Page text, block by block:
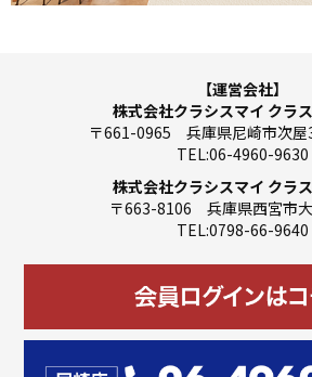
【運営会社】
株式会社クラシスマイ クラ
〒661-0965 兵庫県尼崎市次屋
TEL:06-4960-9630
株式会社クラシスマイ クラ
〒663-8106 兵庫県西宮市
TEL:0798-66-9640